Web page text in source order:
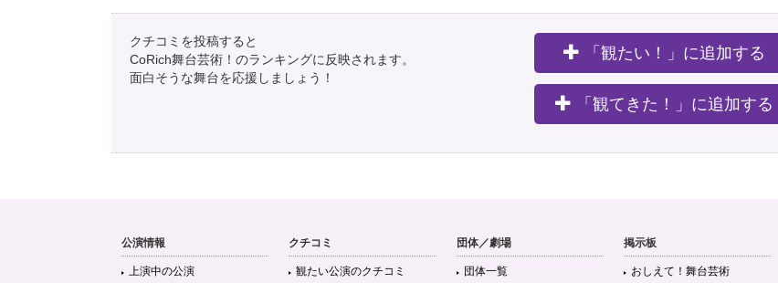
クチコミを投稿すると
CoRich舞台芸術！のランキングに反映されます。
面白そうな舞台を応援しましょう！
「観たい！」に追加する
「観てきた！」に追加する
公演情報
上演中の公演
クチコミ
観たい公演のクチコミ
団体／劇場
団体一覧
掲示板
おしえて！舞台芸術